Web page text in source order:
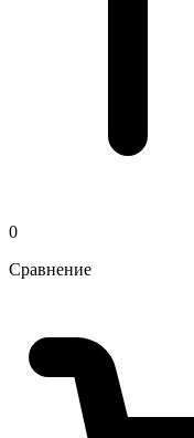
0
Сравнение